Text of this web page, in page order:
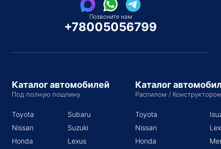
Позвоните нам
+78005056799
Каталог автомобилей
Под полную пошлину
Toyota
Nissan
Honda
Subaru
Suzuki
Lexus
Каталог
Распилом /
Toyota
Nissan
Honda